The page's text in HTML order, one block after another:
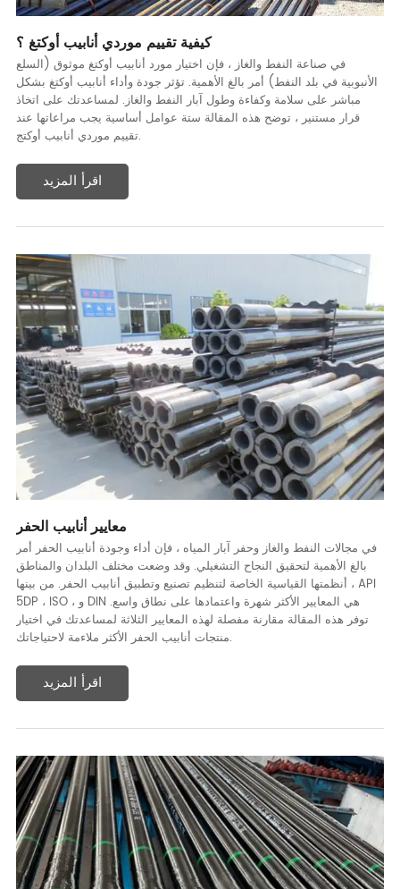
كيفية تقييم موردي أنابيب أوكتغ ؟
في صناعة النفط والغاز ، فإن اختيار مورد أنابيب أوكتغ موثوق (السلع
الأنبوبية في بلد النفط) أمر بالغ الأهمية. تؤثر جودة وأداء أنابيب أوكتغ بشكل
مباشر على سلامة وكفاءة وطول آبار النفط والغاز. لمساعدتك على اتخاذ
قرار مستنير ، توضح هذه المقالة ستة عوامل أساسية يجب مراعاتها عند
تقييم موردي أنابيب أوكتج.
اقرأ المزيد
معايير أنابيب الحفر
في مجالات النفط والغاز وحفر آبار المياه ، فإن أداء وجودة أنابيب الحفر أمر
بالغ الأهمية لتحقيق النجاح التشغيلي. وقد وضعت مختلف البلدان والمناطق
أنظمتها القياسية الخاصة لتنظيم تصنيع وتطبيق أنابيب الحفر. من بينها ، API
5DP ، ISO ، و DIN هي المعايير الأكثر شهرة واعتمادها على نطاق واسع.
توفر هذه المقالة مقارنة مفصلة لهذه المعايير الثلاثة لمساعدتك في اختيار
منتجات أنابيب الحفر الأكثر ملاءمة لاحتياجاتك.
اقرأ المزيد